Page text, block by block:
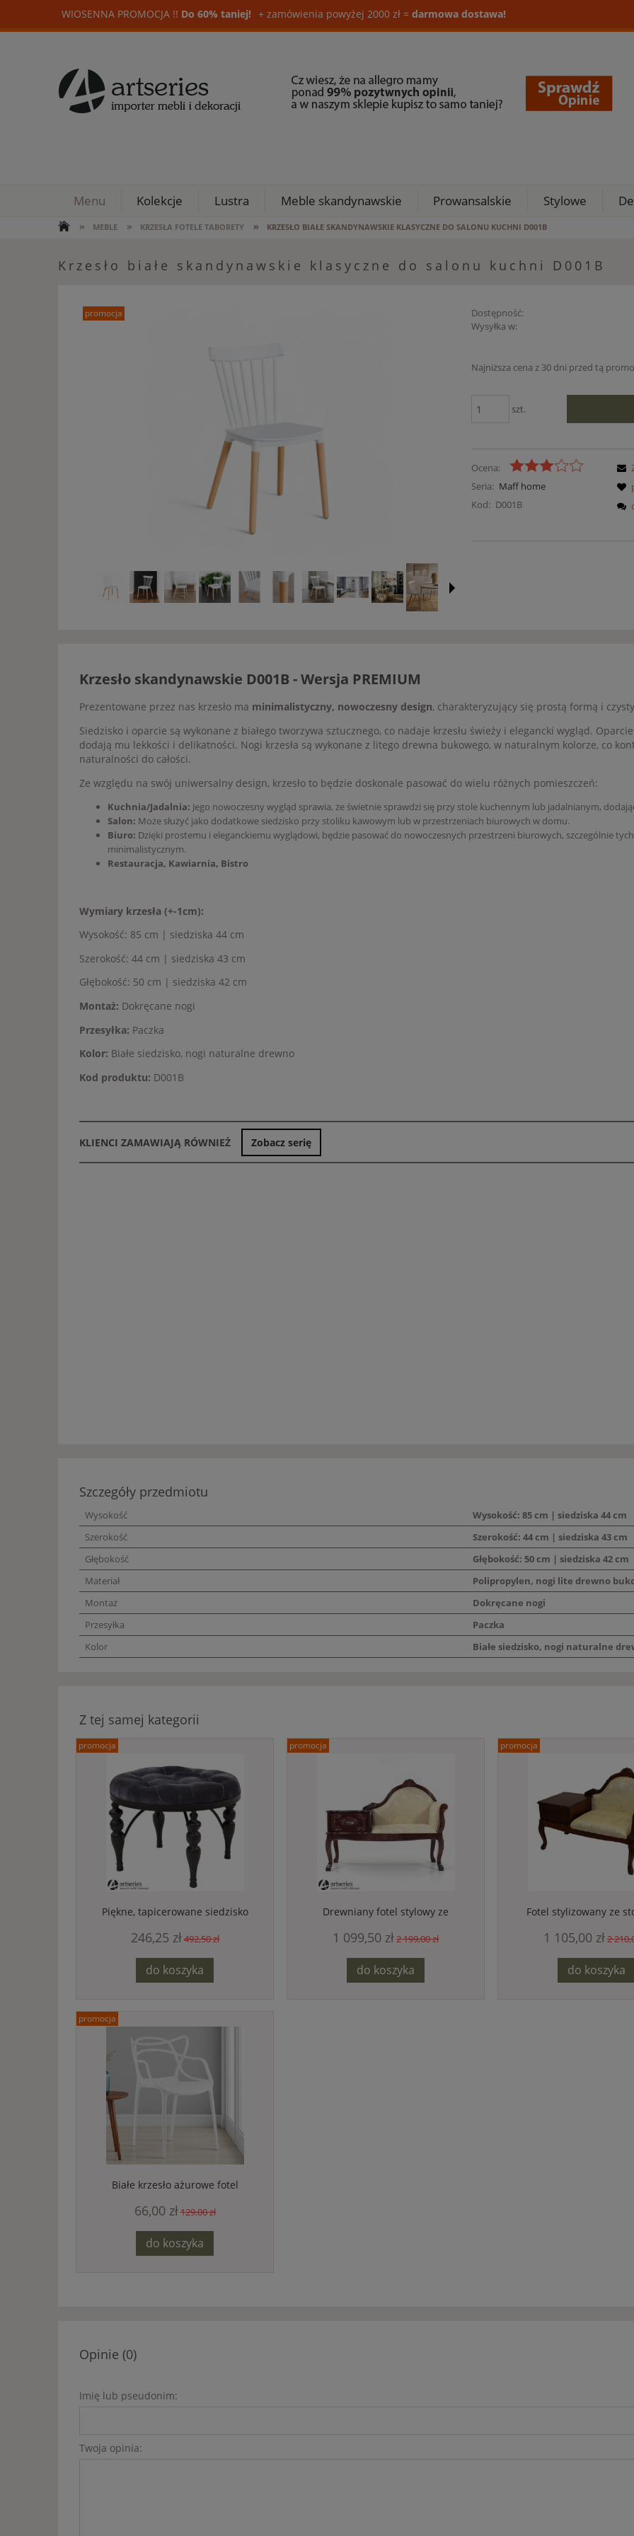
WIOSENNA PROMOCJA !! Do 60% taniej! + zamówienia powyżej 2000 zł = darmowa dostawa!
Menu Kolekcje Lustra Meble skandynawskie Prowansalskie Stylowe
» MEBLE » KRZESŁA FOTELE TABORETY » KRZESŁO BIAŁE SKANDYNAWSKIE KLASYCZNE DO SALONU KUCHNI D001B
Krzesło białe skandynawskie klasyczne do salonu kuchni D001B
promocja
Dostępność:
Wysyłka w:
Najniższa cena z 30 dni przed tą
Jeżeli produkt jest
cena od momentu,
szt.
Ocena:
Seria: Maff home
Kod: D001B
Krzesło skandynawskie D001B - Wersja PREMIUM
Prezentowane przez nas krzesło ma minimalistyczny, nowoczesny design, charakteryzujący się prostą formą i
Siedzisko i oparcie są wykonane z białego tworzywa sztucznego, co nadaje krzesłu świeży i elegancki wygląd.
dodają mu lekkości i delikatności. Nogi krzesła są wykonane z litego drewna bukowego, w naturalnym kolorze, co
naturalności do całości.
Ze względu na swój uniwersalny design, krzesło to będzie doskonale pasować do wielu różnych pomieszczeń:
Kuchnia/Jadalnia: Jego nowoczesny wygląd sprawia, że świetnie sprawdzi się przy stole kuchennym lub jadalnianym,
Salon: Może służyć jako dodatkowe siedzisko przy stoliku kawowym lub w przestrzeniach biurowych w domu.
Biuro: Dzięki prostemu i eleganckiemu wyglądowi, będzie pasować do nowoczesnych przestrzeni biurowych, szczególnie
minimalistycznym.
Restauracja, Kawiarnia, Bistro
Wymiary krzesła (+-1cm):
Wysokość: 85 cm | siedziska 44 cm
Szerokość: 44 cm | siedziska 43 cm
Głębokość: 50 cm | siedziska 42 cm
Montaż: Dokręcane nogi
Przesyłka: Paczka
Kolor: Białe siedzisko, nogi naturalne drewno
Kod produktu: D001B
KLIENCI ZAMAWIAJĄ RÓWNIEŻ Zobacz serię
Szczegóły przedmiotu
Wysokość
Wysokość: 85 cm | siedziska 44 cm
Szerokość
Szerokość: 44 cm | siedziska 43 cm
Głębokość
Głębokość: 50 cm | siedziska 42 cm
Materiał
Polipropylen, nogi lite drewno
Montaż
Dokręcane nogi
Przesyłka
Paczka
Kolor
Białe siedzisko, nogi naturalne
Z tej samej kategorii
Piękne, tapicerowane siedzisko
246,25 zł492,50 zł
do koszyka
promocja
Drewniany fotel stylowy ze
antyczny 119001 74494
1 099,50 zł2 199,00 zł
do koszyka
promocja
Fotel stylizowany ze
119001
1 105,00 zł2
do koszyka
promocja
Białe krzesło ażurowe fotel
kuchni
66,00 zł129,00 zł
do koszyka
promocja
Opinie (0)
Imię lub pseudonim:
Twoja opinia: